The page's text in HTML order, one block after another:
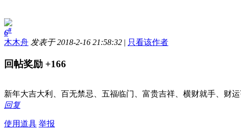
6#
木木舟 发表于 2018-2-16 21:58:32 | 只看该作者
回帖奖励 +166
新年大吉大利、百无禁忌、五福临门、富贵吉祥、横财就手、财
回复
使用道具 举报